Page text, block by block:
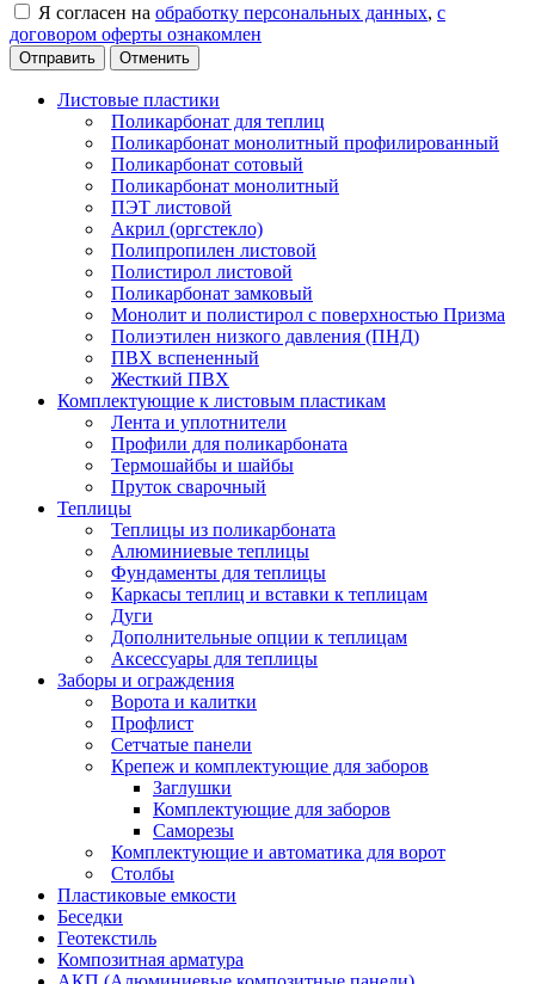
Я согласен на обработку персональных данных, с
договором оферты ознакомлен
Отменить
Листовые пластики
Поликарбонат для теплиц
Поликарбонат монолитный профилированный
Поликарбонат сотовый
Поликарбонат монолитный
ПЭТ листовой
Акрил (оргстекло)
Полипропилен листовой
Полистирол листовой
Поликарбонат замковый
Монолит и полистирол с поверхностью Призма
Полиэтилен низкого давления (ПНД)
ПВХ вспененный
Жесткий ПВХ
Комплектующие к листовым пластикам
Лента и уплотнители
Профили для поликарбоната
Термошайбы и шайбы
Пруток сварочный
Теплицы
Теплицы из поликарбоната
Алюминиевые теплицы
Фундаменты для теплицы
Каркасы теплиц и вставки к теплицам
Дуги
Дополнительные опции к теплицам
Аксессуары для теплицы
Заборы и ограждения
Ворота и калитки
Профлист
Сетчатые панели
Крепеж и комплектующие для заборов
Заглушки
Комплектующие для заборов
Саморезы
Комплектующие и автоматика для ворот
Столбы
Пластиковые емкости
Беседки
Геотекстиль
Композитная арматура